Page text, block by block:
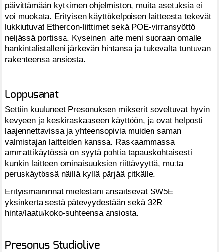
päivittämään kytkimen ohjelmiston, muita asetuksia ei
voi muokata. Erityisen käyttökelpoisen laitteesta tekevät
lukkiutuvat Ethercon-liittimet sekä POE-virransyöttö
neljässä portissa. Kyseinen laite meni suoraan omalle
hankintalistalleni järkevän hintansa ja tukevalta tuntuvan
rakenteensa ansiosta.
Loppusanat
Settiin kuuluneet Presonuksen mikserit soveltuvat hyvin
kevyeen ja keskiraskaaseen käyttöön, ja ovat helposti
laajennettavissa ja yhteensopivia muiden saman
valmistajan laitteiden kanssa. Raskaammassa
ammattikäytössä on syytä pohtia tapauskohtaisesti
kunkin laitteen ominaisuuksien riittävyyttä, mutta
peruskäytössä näillä kyllä pärjää pitkälle.
Erityismaininnat mielestäni ansaitsevat SW5E
yksinkertaisestä pätevyydestään sekä 32R
hinta/laatu/koko-suhteensa ansiosta.
Presonus Studiolive